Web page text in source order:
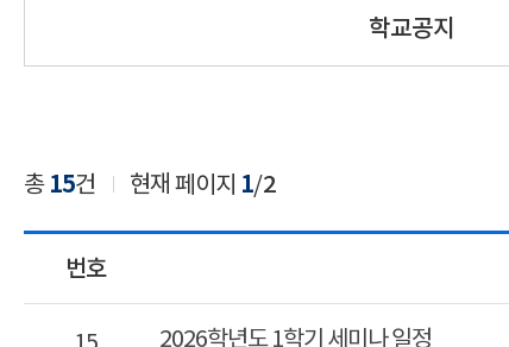
학교공지
총15건 현재 페이지 1/2
번호
2026학년도 1학기 세미나 일정